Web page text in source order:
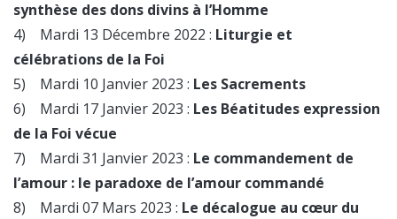
synthèse des dons divins à l’Homme
4) Mardi 13 Décembre 2022 : Liturgie et
célébrations de la Foi
5) Mardi 10 Janvier 2023 : Les Sacrements
6) Mardi 17 Janvier 2023 : Les Béatitudes expression
de la Foi vécue
7) Mardi 31 Janvier 2023 : Le commandement de
l’amour : le paradoxe de l’amour commandé
8) Mardi 07 Mars 2023 : Le décalogue au cœur du